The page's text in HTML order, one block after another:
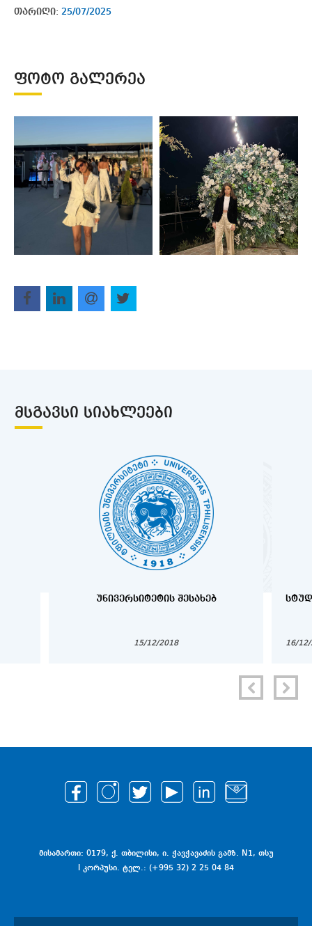
თარიღი: 25/07/2025
ᲤᲝᲢᲝ ᲒᲐᲚᲔᲠᲔᲐ
ᲛᲡᲒᲐᲕᲡᲘ ᲡᲘᲐᲮᲚᲔᲔᲑᲘ
ᲣᲜᲘᲕᲔᲠᲡᲘᲢᲔᲢᲘᲡ ᲨᲔᲡᲐᲮᲔᲑ
15/12/2018 16/
მისამართი: 0179, ქ. თბილისი, ი. ჭავჭავაძის გამზ. N1, თსუ
I კორპუსი. ტელ.: (+995 32) 2 25 04 84